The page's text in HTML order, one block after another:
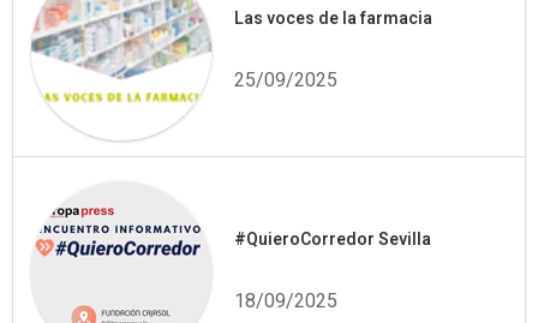
Las voces de la farmacia
25/09/2025
#QuieroCorredor Sevilla
18/09/2025